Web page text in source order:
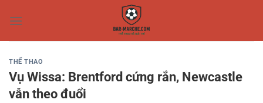
qua
THỂ THAO
Vụ Wissa: Brentford cứng rắn, Newcastle
vẫn theo đuổi